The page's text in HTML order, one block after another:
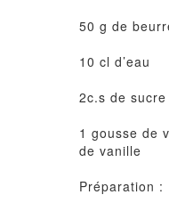
50 g de
10 cl d’eau
2c.s de sucre
1 gousse de
de vanille
Préparation :